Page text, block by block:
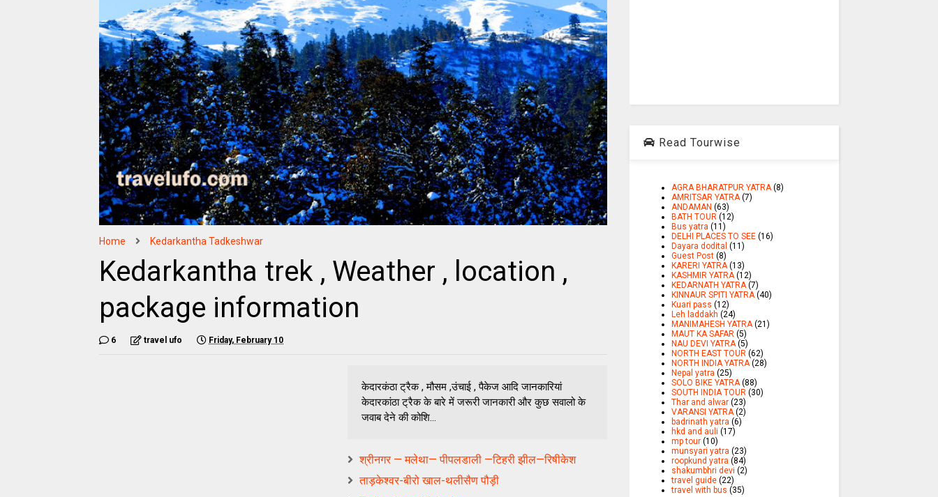
Home Kedarkantha Tadkeshwar
Kedarkantha trek , Weather , location ,
package information
6 travel ufo Friday, February 10
केदारकंठा ट्रैक , मौसम ,उंचाई , पैकेज आदि जानकारियां
केदारकांठा ट्रैक के बारे में जरूरी जानकारी और कुछ सवालो के
जवाब देने की कोशि...
श्रीनगर — मलेथा— पीपलडाली —टिहरी झील—रिषीकेश
ताड़केश्वर-बीरो खाल-थलीसैण पौड़ी
Read Tourwise
AGRA BHARATPUR YATRA (8)
AMRITSAR YATRA (7)
ANDAMAN (63)
BATH TOUR (12)
Bus yatra (11)
DELHI PLACES TO SEE (16)
Dayara dodital (11)
Guest Post (8)
KARERI YATRA (13)
KASHMIR YATRA (12)
KEDARNATH YATRA (7)
KINNAUR SPITI YATRA (40)
Kuari pass (12)
Leh laddakh (24)
MANIMAHESH YATRA (21)
MAUT KA SAFAR (5)
NAU DEVI YATRA (5)
NORTH EAST TOUR (62)
NORTH INDIA YATRA (28)
Nepal yatra (25)
SOLO BIKE YATRA (88)
SOUTH INDIA TOUR (30)
Thar and alwar (23)
VARANSI YATRA (2)
badrinath yatra (6)
hkd and auli (17)
mp tour (10)
munsyari yatra (23)
roopkund yatra (84)
shakumbhri devi (2)
travel guide (22)
travel with bus (35)